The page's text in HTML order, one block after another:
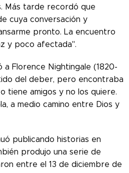
Más tarde recordó que
cuya conversación y
pronto. La encuentro
y poco afectada".
a Florence Nightingale (1820-
del deber, pero encontraba
tiene amigos y no los quiere.
a medio camino entre Dios y
publicando historias en
produjo una serie de
entre el 13 de diciembre de